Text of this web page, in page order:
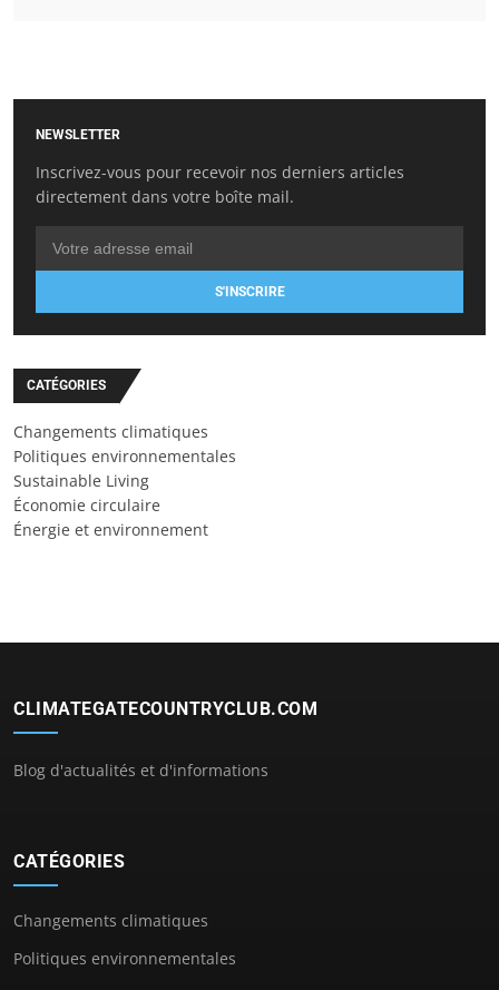
NEWSLETTER
Inscrivez-vous pour recevoir nos derniers articles
directement dans votre boîte mail.
S'INSCRIRE
CATÉGORIES
Changements climatiques
Politiques environnementales
Sustainable Living
Économie circulaire
Énergie et environnement
CLIMATEGATECOUNTRYCLUB.COM
Blog d'actualités et d'informations
CATÉGORIES
Changements climatiques
Politiques environnementales